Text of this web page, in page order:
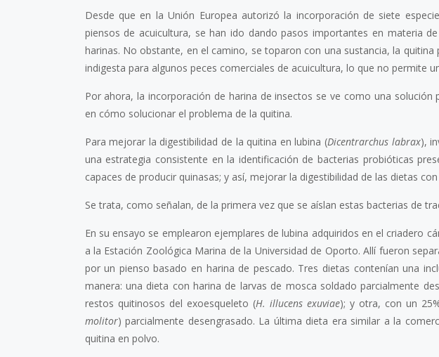
Desde que en la Unión Europea autorizó la incorporación de siete
piensos de acuicultura, se han ido dando pasos importantes en materia
harinas. No obstante, en el camino, se toparon con una sustancia, la
indigesta para algunos peces comerciales de acuicultura, lo que no permite
Por ahora, la incorporación de harina de insectos se ve como una
en cómo solucionar el problema de la quitina.
Para mejorar la digestibilidad de la quitina en lubina (Dicentrarchus labrax),
una estrategia consistente en la identificación de bacterias probióticas
capaces de producir quinasas; y así, mejorar la digestibilidad de las dietas
Se trata, como señalan, de la primera vez que se aíslan estas bacterias de
En su ensayo se emplearon ejemplares de lubina adquiridos en el criadero
a la Estación Zoológica Marina de la Universidad de Oporto. Allí fueron
por un pienso basado en harina de pescado. Tres dietas contenían una
manera: una dieta con harina de larvas de mosca soldado parcialmente
restos quitinosos del exoesqueleto (H. illucens exuviae); y otra, con un
molitor) parcialmente desengrasado. La última dieta era similar a la
quitina en polvo.